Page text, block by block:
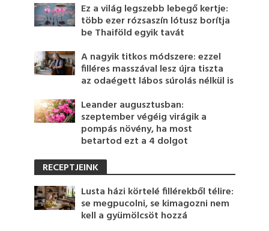
Ez a világ legszebb lebegő kertje:
több ezer rózsaszín lótusz borítja
be Thaiföld egyik tavát
A nagyik titkos módszere: ezzel
filléres masszával lesz újra tiszta
az odaégett lábos súrolás nélkül is
Leander augusztusban:
szeptember végéig virágik a
pompás növény, ha most
betartod ezt a 4 dolgot
RECEPTJEINK
Lusta házi körtelé fillérekből télire:
se megpucolni, se kimagozni nem
kell a gyümölcsöt hozzá